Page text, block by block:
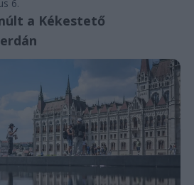
6.
a Kékestető